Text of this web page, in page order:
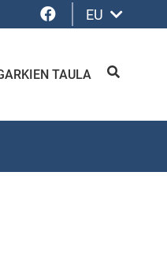
Facebook
EU
TAULA BILATU